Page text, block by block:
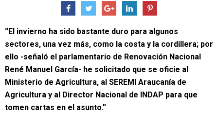
“El invierno ha sido bastante duro para algunos
sectores, una vez más, como la costa y la cordillera; por
ello -señaló el parlamentario de Renovación Nacional
René Manuel García- he solicitado que se oficie al
Ministerio de Agricultura, al SEREMI Araucanía de
Agricultura y al Director Nacional de INDAP para que
tomen cartas en el asunto.”